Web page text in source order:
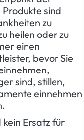
sind
zu
heilen oder zu
einen
bevor Sie
sind, stillen,
einnehmen
Ersatz für